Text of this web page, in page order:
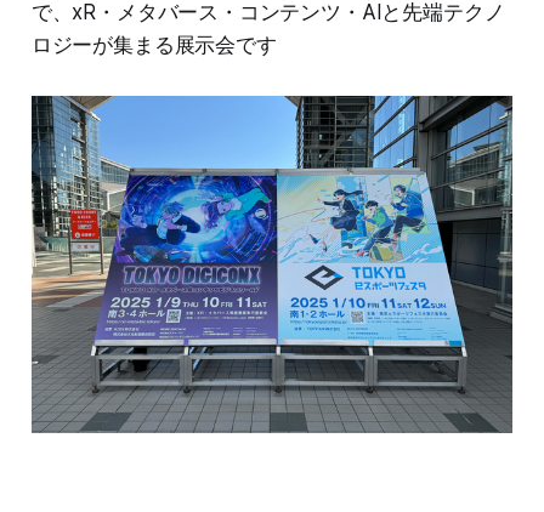
で、xR・メタバース・コンテンツ・AIと先端テクノ
ロジーが集まる展示会です